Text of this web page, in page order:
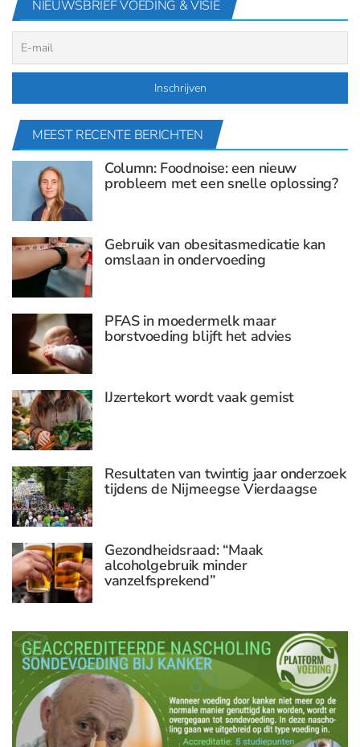
NIEUWSBRIEF VOEDING & VISIE
MEEST RECENTE BERICHTEN
Column: Foodnoise: een nieuw
probleem met een snelle oplossing?
Gebruik van obesitasmedicatie kan
omslaan in ondervoeding
PFAS in moedermelk maar
borstvoeding blijft het advies
IJzertekort wordt vaak gemist
Resultaten van twintig jaar onderzoek
tijdens de Nijmeegse Vierdaagse
Gezondheidsraad: “Maak
alcoholgebruik minder
vanzelfsprekend”